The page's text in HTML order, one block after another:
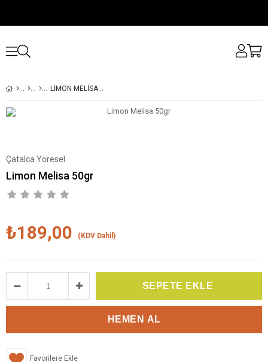
LIMON MELISA 50GR
Çatalca Yöresel
Limon Melisa 50gr
₺189,00 (KDV Dahil)
Favorilere Ekle